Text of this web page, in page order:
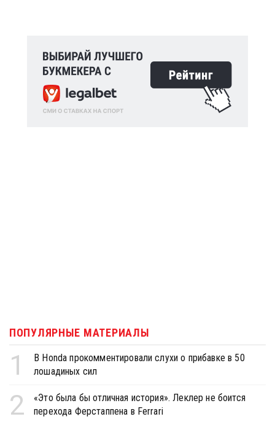
ПОПУЛЯРНЫЕ МАТЕРИАЛЫ
1
В Honda прокомментировали слухи о прибавке в 50
лошадиных сил
2
«Это была бы отличная история». Леклер не боится
перехода Ферстаппена в Ferrari